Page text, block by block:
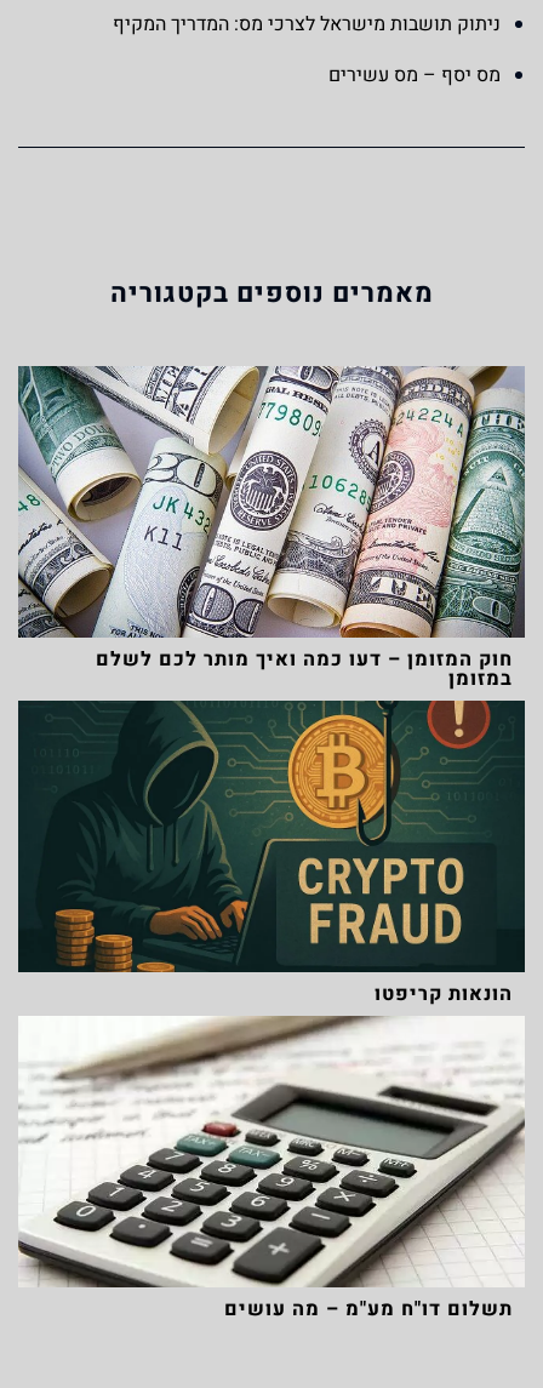
ניתוק תושבות מישראל לצרכי מס: המדריך המקיף
מס יסף – מס עשירים
מאמרים נוספים בקטגוריה
חוק המזומן – דעו כמה ואיך מותר לכם לשלם
במזומן
הונאות קריפטו
תשלום דו"ח מע"מ – מה עושים